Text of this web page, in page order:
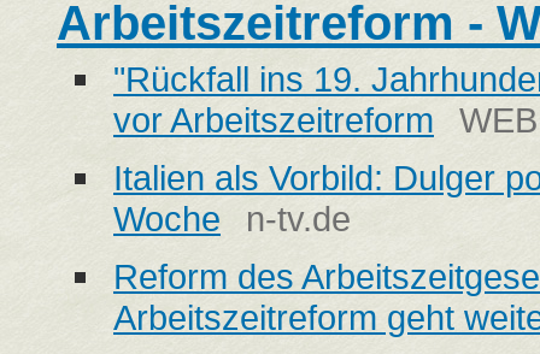
Arbeitszeitreform -
"Rückfall ins 19.
vor Arbeitszeitreform
Italien als Vorbild: Dulger
Woche
n-tv.de
Reform des
Arbeitszeitreform geht